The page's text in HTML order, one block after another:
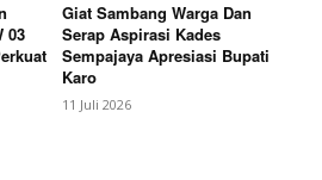
03
Giat Sambang Warga Dan
Serap Aspirasi Kades
Sempajaya Apresiasi Bupati
Karo
11 Juli 2026